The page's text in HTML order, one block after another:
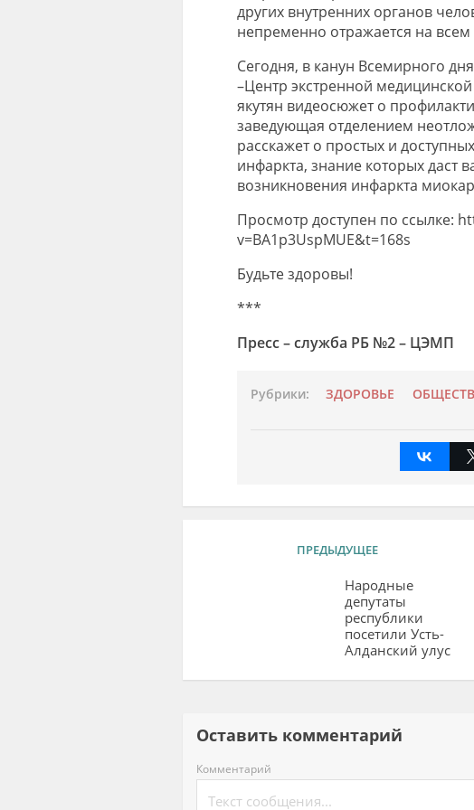
других внутренних органов
непременно отражается на
Сегодня, в канун Всемирного
–Центр экстренной
якутян видеосюжет о
заведующая отделением
расскажет о простых и
инфаркта, знание которых даст
возникновения инфаркта
Просмотр доступен по ссылке:
v=BA1p3UspMUE&t=168s
Будьте здоровы!
***
Пресс – служба РБ №2 – ЦЭМП
Рубрики: ЗДОРОВЬЕ
ПРЕДЫДУЩЕЕ
Народные
депутаты
республики
посетили Усть-
Алданский улус
Оставить комментарий
Комментарий